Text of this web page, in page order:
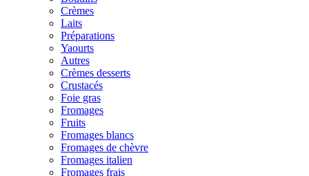
Crèmes
Laits
Préparations
Yaourts
Autres
Crèmes desserts
Crustacés
Foie gras
Fromages
Fruits
Fromages blancs
Fromages de chèvre
Fromages italien
Fromages frais